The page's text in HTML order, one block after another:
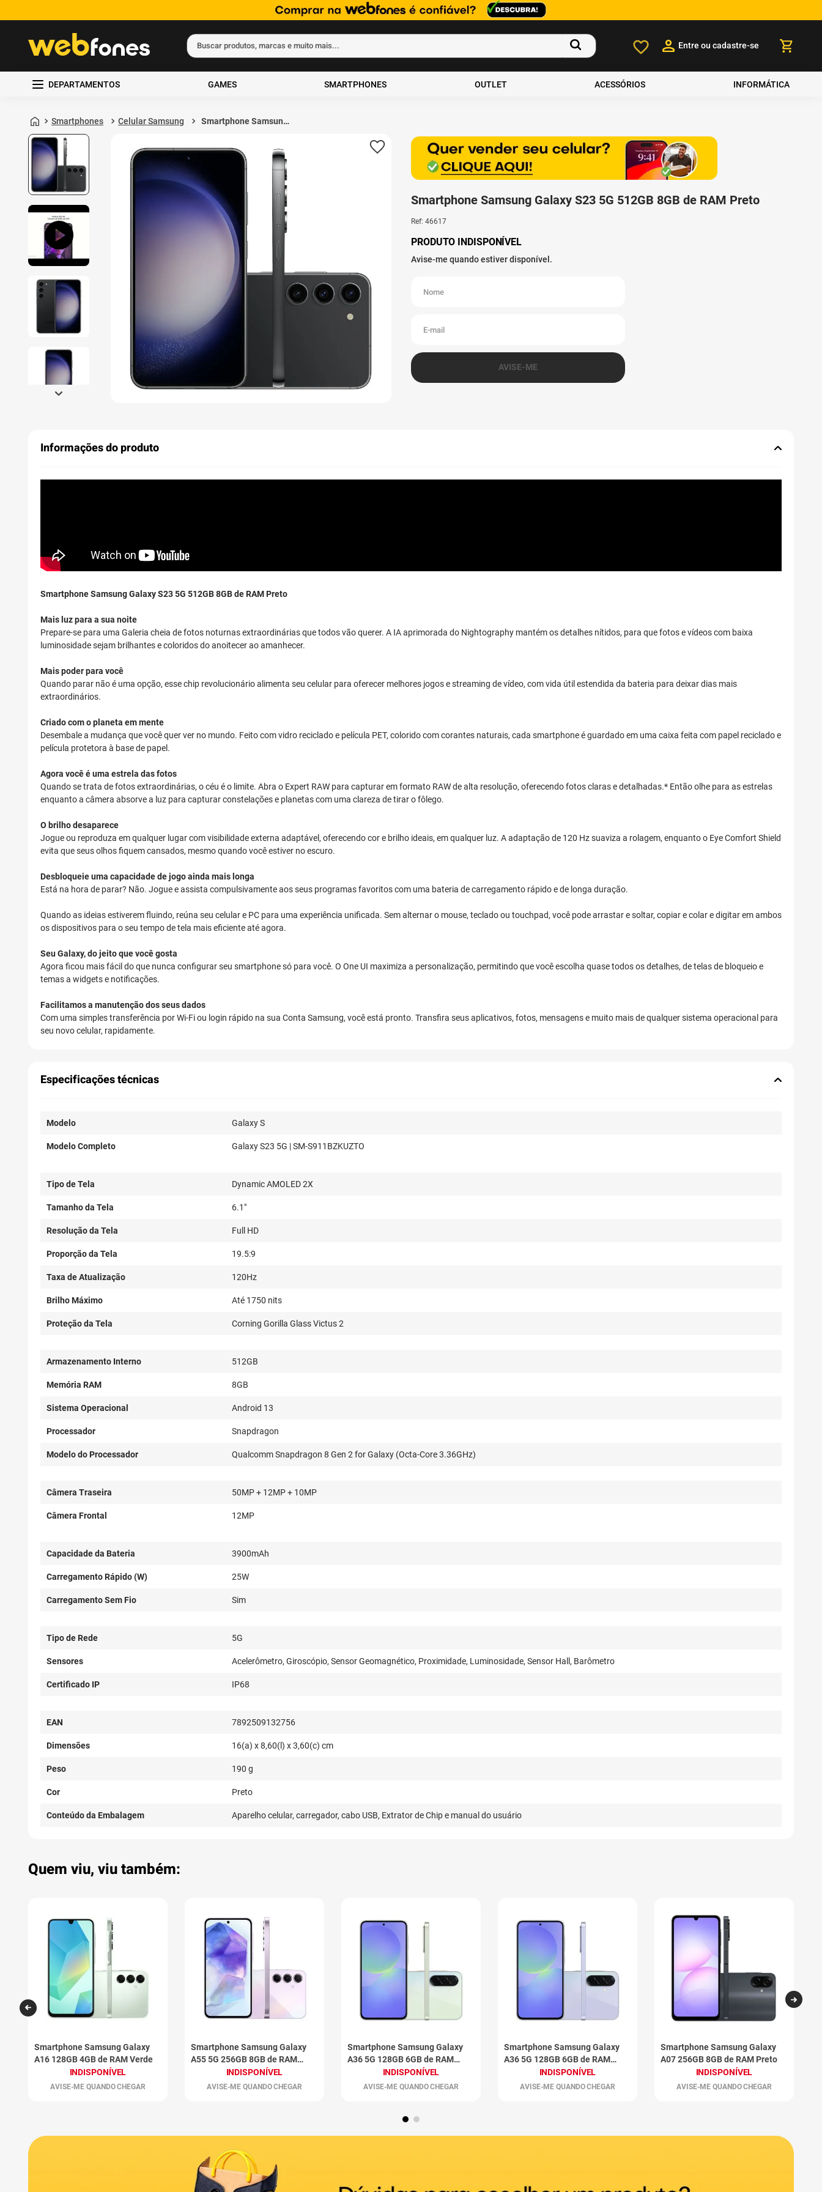
Buscar produtos, marcas e muito mais...
Entre ou cadastre-se
DEPARTAMENTOS GAMES SMARTPHONES OUTLET ACESSÓRIOS INFORMÁTICA
Smartphones Celular Samsung
Smartphone Samsung
Smartphone Samsung Galaxy S23 5G 512GB 8GB de RAM Preto
Ref: 46617
Informações do produto
Smartphone Samsung Galaxy S23 5G 512GB 8GB de RAM Preto
Mais luz para a sua noite
Prepare-se para uma Galeria cheia de fotos noturnas extraordinárias que todos vão querer. A IA aprimorada do Nightography mantém os detalhes nítidos, para que fotos e vídeos com baixa
luminosidade sejam brilhantes e coloridos do anoitecer ao amanhecer.
Mais poder para você
Quando parar não é uma opção, esse chip revolucionário alimenta seu celular para oferecer melhores jogos e streaming de vídeo, com vida útil estendida da bateria para deixar dias mais
extraordinários.
Criado com o planeta em mente
Desembale a mudança que você quer ver no mundo. Feito com vidro reciclado e película PET, colorido com corantes naturais, cada smartphone é guardado em uma caixa feita com papel reciclado e
película protetora à base de papel.
Agora você é uma estrela das fotos
Quando se trata de fotos extraordinárias, o céu é o limite. Abra o Expert RAW para capturar em formato RAW de alta resolução, oferecendo fotos claras e detalhadas.* Então olhe para as estrelas
enquanto a câmera absorve a luz para capturar constelações e planetas com uma clareza de tirar o fôlego.
O brilho desaparece
Jogue ou reproduza em qualquer lugar com visibilidade externa adaptável, oferecendo cor e brilho ideais, em qualquer luz. A adaptação de 120 Hz suaviza a rolagem, enquanto o Eye Comfort Shield
evita que seus olhos fiquem cansados, mesmo quando você estiver no escuro.
Desbloqueie uma capacidade de jogo ainda mais longa
Está na hora de parar? Não. Jogue e assista compulsivamente aos seus programas favoritos com uma bateria de carregamento rápido e de longa duração.
Quando as ideias estiverem fluindo, reúna seu celular e PC para uma experiência unificada. Sem alternar o mouse, teclado ou touchpad, você pode arrastar e soltar, copiar e colar e digitar em ambos
os dispositivos para o seu tempo de tela mais eficiente até agora.
Seu Galaxy, do jeito que você gosta
Agora ficou mais fácil do que nunca configurar seu smartphone só para você. O One UI maximiza a personalização, permitindo que você escolha quase todos os detalhes, de telas de bloqueio e
temas a widgets e notificações.
Facilitamos a manutenção dos seus dados
Com uma simples transferência por Wi-Fi ou login rápido na sua Conta Samsung, você está pronto. Transfira seus aplicativos, fotos, mensagens e muito mais de qualquer sistema operacional para
seu novo celular, rapidamente.
Especificações técnicas
Modelo Galaxy S
Modelo Completo Galaxy S23 5G | SM-S911BZKUZTO
Tipo de Tela Dynamic AMOLED 2X
Tamanho da Tela 6.1"
Resolução da Tela Full HD
Proporção da Tela 19.5:9
Taxa de Atualização 120Hz
Brilho Máximo Até 1750 nits
Proteção da Tela Corning Gorilla Glass Victus 2
Armazenamento Interno 512GB
Memória RAM 8GB
Sistema Operacional Android 13
Processador Snapdragon
Modelo do Processador Qualcomm Snapdragon 8 Gen 2 for Galaxy (Octa-Core 3.36GHz)
Câmera Traseira 50MP + 12MP + 10MP
Câmera Frontal 12MP
Capacidade da Bateria 3900mAh
Carregamento Rápido (W) 25W
Carregamento Sem Fio Sim
Tipo de Rede 5G
Sensores Acelerômetro, Giroscópio, Sensor Geomagnético, Proximidade, Luminosidade, Sensor Hall, Barômetro
Certificado IP IP68
EAN 7892509132756
Dimensões 16(a) x 8,60(l) x 3,60(c) cm
Peso 190 g
Cor Preto
Conteúdo da Embalagem Aparelho celular, carregador, cabo USB, Extrator de Chip e manual do usuário
Quem viu, viu também:
Smartphone Samsung Galaxy
A16 128GB 4GB de RAM Verde
INDISPONÍVEL
AVISE-ME QUANDO CHEGAR
Smartphone Samsung Galaxy
A55 5G 256GB 8GB de RAM
INDISPONÍVEL
AVISE-ME QUANDO CHEGAR
Smartphone Samsung Galaxy
A36 5G 128GB 6GB de RAM
INDISPONÍVEL
AVISE-ME QUANDO CHEGAR
Smartphone Samsung Galaxy
A36 5G 128GB 6GB de RAM
INDISPONÍVEL
AVISE-ME QUANDO CHEGAR
Smartphone Samsung Galaxy
A07 256GB 8GB de RAM Preto
INDISPONÍVEL
AVISE-ME QUANDO CHEGAR
Termos mais buscados
2º
gift card
smartphone
5º